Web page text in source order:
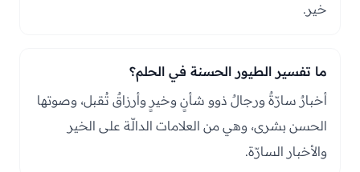
خير.
ما تفسير الطيور الحسنة في الحلم؟
أخبارٌ سارّةٌ ورجالٌ ذوو شأنٍ وخيرٍ وأرزاقٌ تُقبل، وصوتها
الحسن بشرى، وهي من العلامات الدالّة على الخير
والأخبار السارّة.